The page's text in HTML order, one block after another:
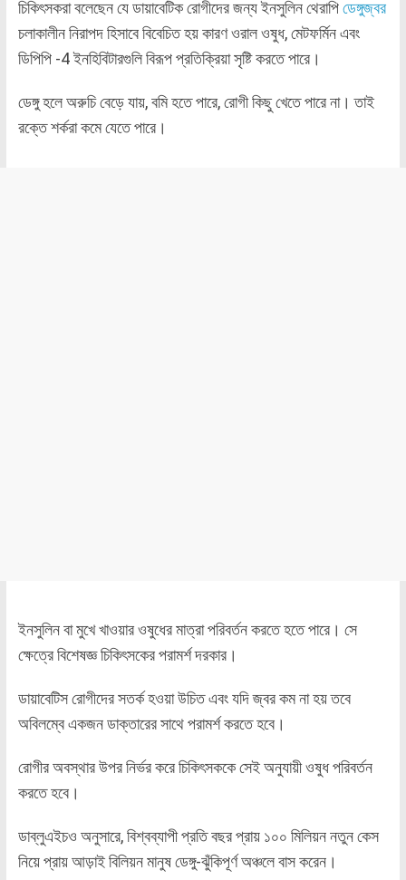
চিকিৎসকরা বলেছেন যে ডায়াবেটিক রোগীদের জন্য ইনসুলিন থেরাপিডেঙ্গুজ্বর
চলাকালীন নিরাপদ হিসাবে বিবেচিত হয় কারণ ওরাল ওষুধ, মেটফর্মিন এবং
ডিপিপি -4 ইনহিবিটারগুলি বিরূপ প্রতিক্রিয়া সৃষ্টি করতে পারে।
ডেঙ্গু হলে অরুচি বেড়ে যায়, বমি হতে পারে, রোগী কিছু খেতে পারে না। তাই
রক্তে শর্করা কমে যেতে পারে।
ইনসুলিন বা মুখে খাওয়ার ওষুধের মাত্রা পরিবর্তন করতে হতে পারে। সে
ক্ষেত্রে বিশেষজ্ঞ চিকিৎসকের পরামর্শ দরকার।
ডায়াবেটিস রোগীদের সতর্ক হওয়া উচিত এবং যদি জ্বর কম না হয় তবে
অবিলম্বে একজন ডাক্তারের সাথে পরামর্শ করতে হবে।
রোগীর অবস্থার উপর নির্ভর করে চিকিৎসককে সেই অনুযায়ী ওষুধ পরিবর্তন
করতে হবে।
ডাব্লুএইচও অনুসারে, বিশ্বব্যাপী প্রতি বছর প্রায় ১০০ মিলিয়ন নতুন কেস
নিয়ে প্রায় আড়াই বিলিয়ন মানুষ ডেঙ্গু-ঝুঁকিপূর্ণ অঞ্চলে বাস করেন।